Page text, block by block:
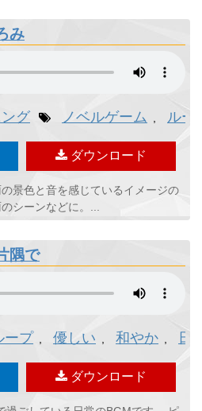
み
グ ノベルゲーム ルー
ダウンロード
景色と音を感じているイメージの
シーンなどに。...
隅で
ープ 優しい 和やか 日
ダウンロード